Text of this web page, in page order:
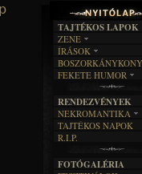
TAJTÉKOS LAPOK
ZENE
EGYÜTTESEK
INTERJÚK
FORDÍTÁSOK
DALSZÖVEGEK
ÍRÁSOK
IRODALOM
FILM
MŰVÉSZET
ÍRÁSTÖRTÉNET
FEKETE HUMOR
SZÖVEGES
RENDEZVÉNYEK
NEKROMANTIKA
AKTUÁLIS
A MÚLT
TAJTÉKOS NAPOK
R.I.P.
FOTÓGALÉRIA